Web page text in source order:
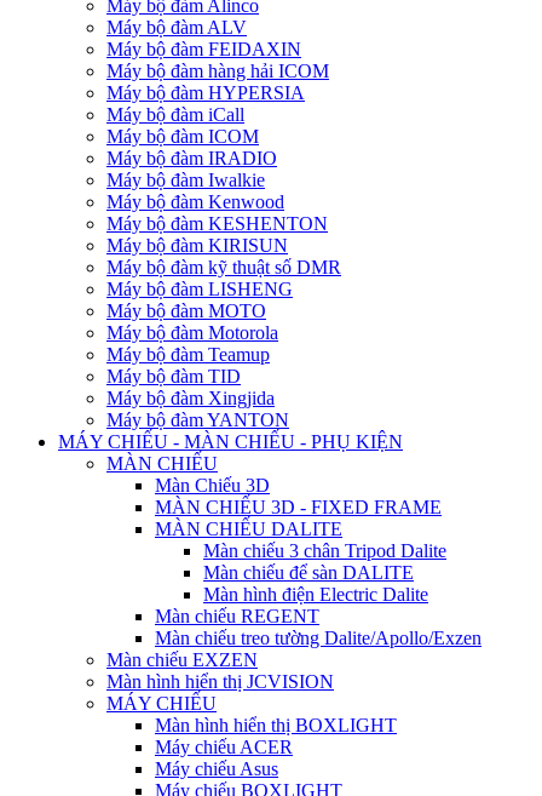
Máy bộ đàm Alinco
Máy bộ đàm ALV
Máy bộ đàm FEIDAXIN
Máy bộ đàm hàng hải ICOM
Máy bộ đàm HYPERSIA
Máy bộ đàm iCall
Máy bộ đàm ICOM
Máy bộ đàm IRADIO
Máy bộ đàm Iwalkie
Máy bộ đàm Kenwood
Máy bộ đàm KESHENTON
Máy bộ đàm KIRISUN
Máy bộ đàm kỹ thuật số DMR
Máy bộ đàm LISHENG
Máy bộ đàm MOTO
Máy bộ đàm Motorola
Máy bộ đàm Teamup
Máy bộ đàm TID
Máy bộ đàm Xingjida
Máy bộ đàm YANTON
MÁY CHIẾU - MÀN CHIẾU - PHỤ KIỆN
MÀN CHIẾU
Màn Chiếu 3D
MÀN CHIẾU 3D - FIXED FRAME
MÀN CHIẾU DALITE
Màn chiếu 3 chân Tripod Dalite
Màn chiếu để sàn DALITE
Màn hình điện Electric Dalite
Màn chiếu REGENT
Màn chiếu treo tường Dalite/Apollo/Exzen
Màn chiếu EXZEN
Màn hình hiển thị JCVISION
MÁY CHIẾU
Màn hình hiển thị BOXLIGHT
Máy chiếu ACER
Máy chiếu Asus
Máy chiếu BOXLIGHT